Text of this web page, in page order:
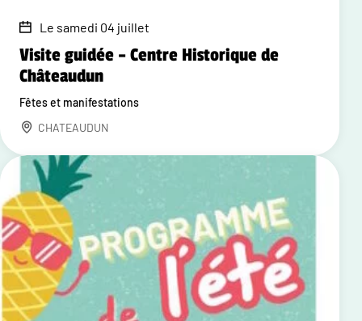
Le samedi 04 juillet
Visite guidée – Centre Historique de
Châteaudun
Fêtes et manifestations
CHATEAUDUN